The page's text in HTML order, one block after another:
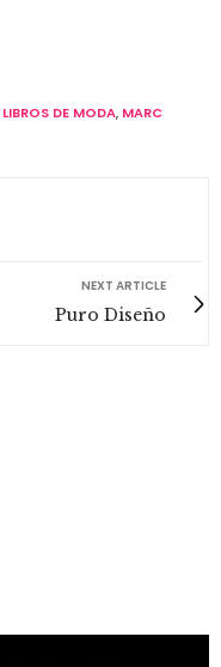
LIBROS DE MODA, MARC
NEXT ARTICLE
Puro Diseño